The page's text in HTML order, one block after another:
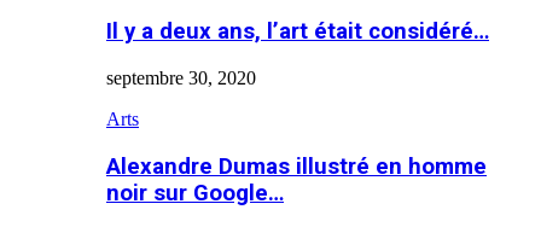
Il y a deux ans, l’art était considéré…
septembre 30, 2020
Arts
Alexandre Dumas illustré en homme
noir sur Google…